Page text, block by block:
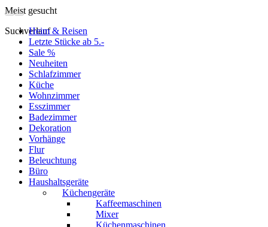
Meist gesucht
SuchverlaufHeim & Reisen
Letzte Stücke ab 5.-
Sale %
Neuheiten
Schlafzimmer
Küche
Wohnzimmer
Esszimmer
Badezimmer
Dekoration
Vorhänge
Flur
Beleuchtung
Büro
Haushaltsgeräte
Küchengeräte
Kaffeemaschinen
Mixer